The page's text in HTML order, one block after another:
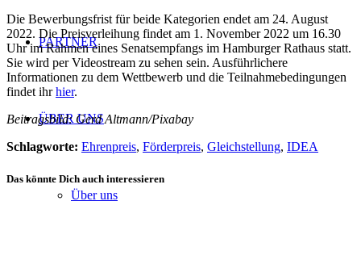
PARTNER
ÜBER UNS
Über uns
Die Bewerbungsfrist für beide Kategorien endet am 24. August
2022. Die Preisverleihung findet am 1. November 2022 um 16.30
Uhr im Rahmen eines Senatsempfangs im Hamburger Rathaus statt.
Sie wird per Videostream zu sehen sein. Ausführlichere
Informationen zu dem Wettbewerb und die Teilnahmebedingungen
findet ihrhier.
Beitragsbild: Gerd Altmann/Pixabay
Schlagworte: Ehrenpreis, Förderpreis, Gleichstellung, IDEA
Das könnte Dich auch interessieren